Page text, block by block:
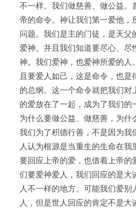
不一样。我们做慈善、做公益。
帝的命令。神让我们第一爱他，
问题。我们是主的门徒，是天父
爱神。并且我们知道要尽心、尽
神。我们爱神，也爱神所爱的人
且要爱人如己，这是命令，也是
的总纲。这一个命令就把我们对
的爱放在了一起，成为了我们的
为什么要做公益、做慈善，为什
我们为了积德行善，不是因为我
人认为根源是当重生的生命在我
要回应上帝的爱，也借着上帝的
们要爱神爱人，我们回应的是大
人不一样的地方。可能我们爱别
人，但是世人回应的肯定不是大